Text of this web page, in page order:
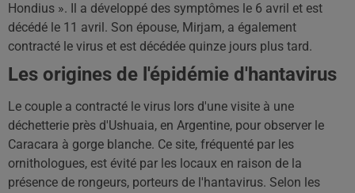
Hondius ». Il a développé des symptômes le 6 avril et est
décédé le 11 avril. Son épouse, Mirjam, a également
contracté le virus et est décédée quinze jours plus tard.
Les origines de l'épidémie d'hantavirus
Le couple a contracté le virus lors d'une visite à une
déchetterie près d'Ushuaia, en Argentine, pour observer le
Caracara à gorge blanche. Ce site, fréquenté par les
ornithologues, est évité par les locaux en raison de la
présence de rongeurs, porteurs de l'hantavirus. Selon les